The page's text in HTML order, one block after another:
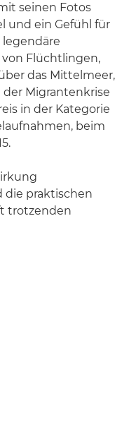
seinen Fotos
und ein Gefühl für
legendäre
Flüchtlingen,
das Mittelmeer,
Migrantenkrise
in der Kategorie
beim
die praktischen
trotzenden